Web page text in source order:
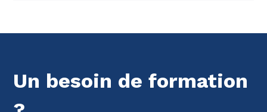
Un besoin de formation